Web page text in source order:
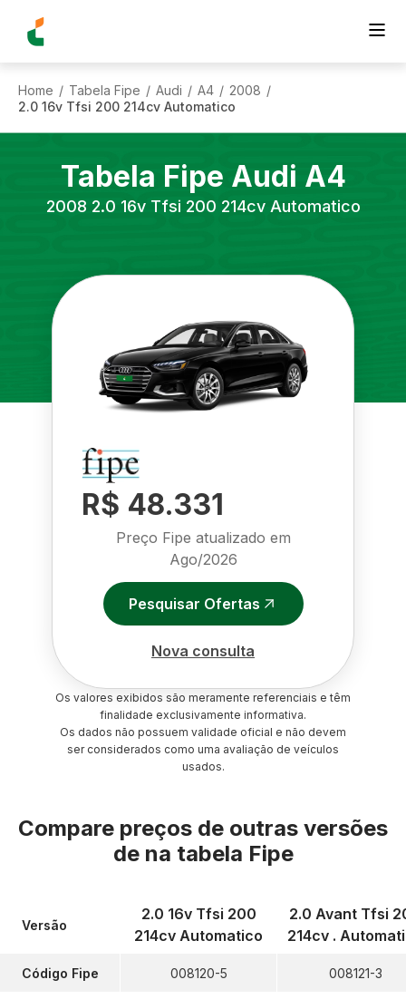
Home / Tabela Fipe / Audi / A4 / 2008 /
2.0 16v Tfsi 200 214cv Automatico
Tabela Fipe Audi A4
2008 2.0 16v Tfsi 200 214cv Automatico
R$ 48.331
Preço Fipe atualizado em
Ago/2026
Pesquisar Ofertas
Nova consulta
Os valores exibidos são meramente referenciais e têm
finalidade exclusivamente informativa.
Os dados não possuem validade oficial e não devem
ser considerados como uma avaliação de veículos
usados.
Compare preços de outras versões
de na tabela Fipe
Versão
Código Fipe
2.0 16v Tfsi 200
214cv Automatico
008120-5
2.0 Avant Tfsi
214cv .
008121-3